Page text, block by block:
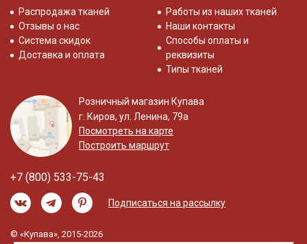
Распродажа тканей
Отзывы о нас
Система скидок
Доставка и оплата
Работы из наших тканей
Наши контакты
Способы оплаты и
реквизиты
Типы тканей
Розничный магазин Купава
г. Киров, ул. Ленина, 79а
Посмотреть на карте
Построить маршрут
+7 (800) 533-75-43
Подписаться на рассылку
© «Купава», 2015-2026